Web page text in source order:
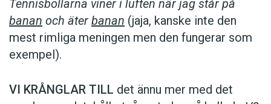
Tennisbollarna viner i luften när jag står på
banan och äter banan (jaja, kanske inte den
mest rimliga meningen men den fungerar som
exempel).
VI KRÅNGLAR TILL det ännu mer med det